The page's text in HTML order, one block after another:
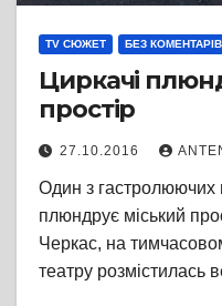
TV СЮЖЕТ БЕЗ КОМЕНТАРІВ
Циркачі
простір
27.10.2016
Один з гастролюючих
плюндрує міський
Черкас, на
театру розмістилась